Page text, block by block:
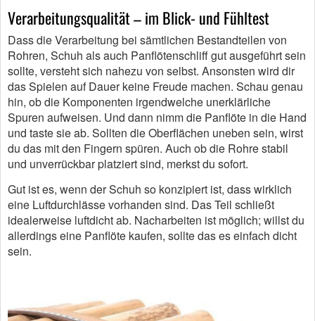
Verarbeitungsqualität – im Blick- und Fühltest
Dass die Verarbeitung bei sämtlichen Bestandteilen von
Rohren, Schuh als auch Panflötenschliff gut ausgeführt sein
sollte, versteht sich nahezu von selbst. Ansonsten wird dir
das Spielen auf Dauer keine Freude machen. Schau genau
hin, ob die Komponenten irgendwelche unerklärliche
Spuren aufweisen. Und dann nimm die Panflöte in die Hand
und taste sie ab. Sollten die Oberflächen uneben sein, wirst
du das mit den Fingern spüren. Auch ob die Rohre stabil
und unverrückbar platziert sind, merkst du sofort.
Gut ist es, wenn der Schuh so konzipiert ist, dass wirklich
eine Luftdurchlässe vorhanden sind. Das Teil schließt
idealerweise luftdicht ab. Nacharbeiten ist möglich; willst du
allerdings eine Panflöte kaufen, sollte das es einfach dicht
sein.